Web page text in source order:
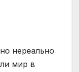
нереально
мир в